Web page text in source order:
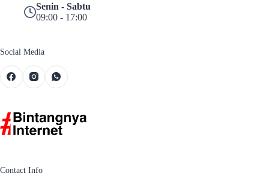
Senin - Sabtu
09:00 - 17:00
Social Media
Contact Info